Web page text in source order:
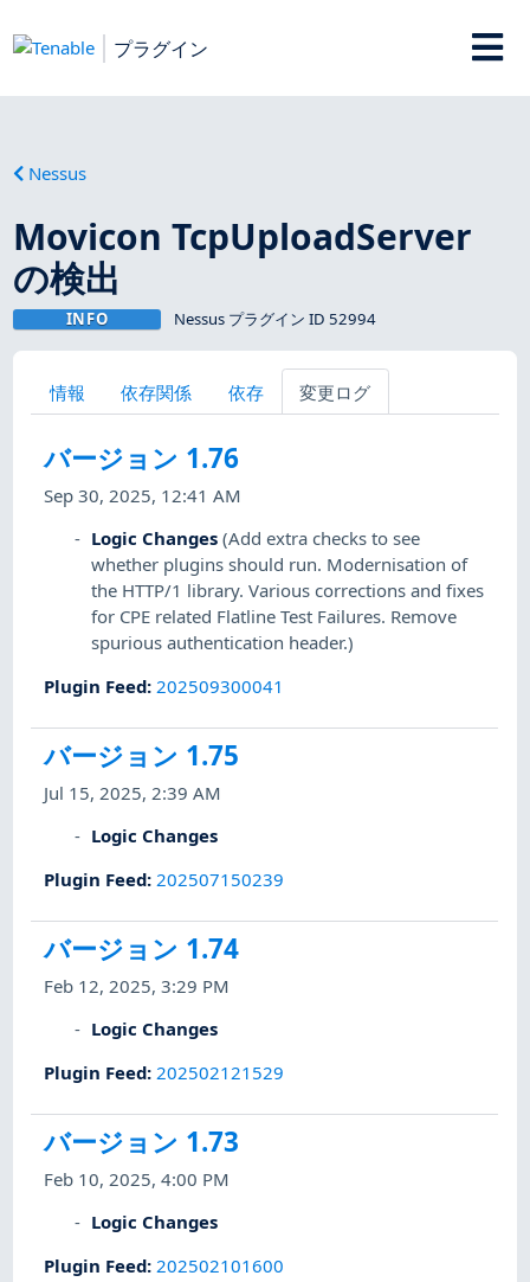
プラグイン
Nessus
Movicon TcpUploadServer
の検出
INFO Nessus プラグイン ID 52994
情報 依存関係 依存 変更ログ
バージョン 1.76
Sep 30, 2025, 12:41 AM
Logic Changes (Add extra checks to see
whether plugins should run. Modernisation of
the HTTP/1 library. Various corrections and fixes
for CPE related Flatline Test Failures. Remove
spurious authentication header.)
Plugin Feed: 202509300041
バージョン 1.75
Jul 15, 2025, 2:39 AM
Logic Changes
Plugin Feed: 202507150239
バージョン 1.74
Feb 12, 2025, 3:29 PM
Logic Changes
Plugin Feed: 202502121529
バージョン 1.73
Feb 10, 2025, 4:00 PM
Logic Changes
Plugin Feed: 202502101600